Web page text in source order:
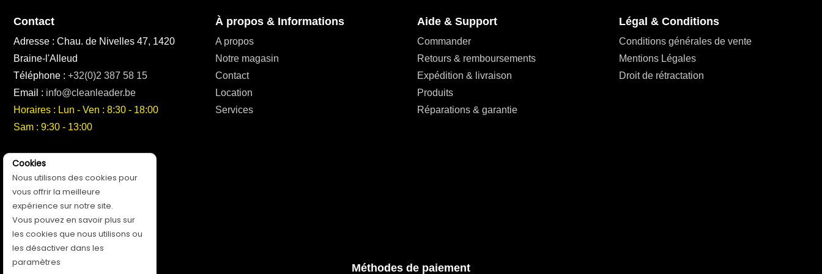
Cookies
Nous utilisons des cookies pour
vous offrir la meilleure
expérience sur notre site.
Vous pouvez en savoir plus sur
les cookies que nous utilisons ou
les désactiver dans les
paramètres
Contact
Adresse : Chau. de Nivelles 47, 1420
Braine-l'Alleud
Téléphone : +32(0)2 387 58 15
Email : info@cleanleader.be
Horaires : Lun - Ven : 8:30 - 18:00
Sam : 9:30 - 13:00
À propos & Informations
A propos
Notre magasin
Contact
Location
Services
Aide & Support
Commander
Retours & remboursements
Expédition & livraison
Produits
Réparations & garantie
Légal & Conditions
Conditions générales de vente
Mentions Légales
Droit de rétractation
Suivez-nous!
Méthodes de paiement